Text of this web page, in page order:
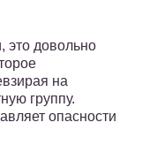
это довольно
на
группу.
опасности